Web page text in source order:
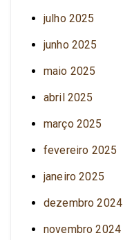
julho 2025
junho 2025
maio 2025
abril 2025
março 2025
fevereiro 2025
janeiro 2025
dezembro 2024
novembro 2024